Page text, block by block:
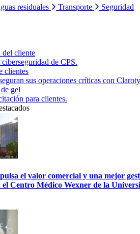
residuales Transporte
Seguridad
del cliente
de CPS.
clientes
sus operaciones críticas con
gel
para clientes.
el valor comercial y una mejor
el Centro Médico Wexner de la